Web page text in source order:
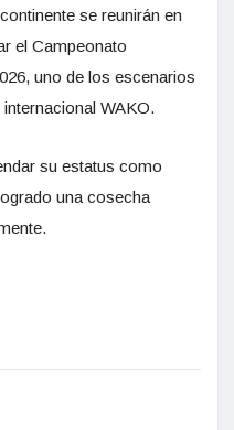
se reunirán en
el Campeonato
uno de los escenarios
WAKO.
su estatus como
una cosecha